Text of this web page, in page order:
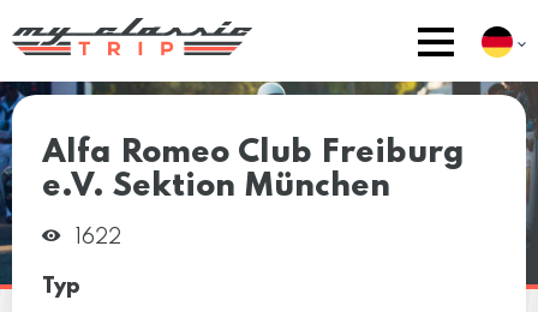
Alfa Romeo Club Freiburg
e.V. Sektion München
1622
Typ